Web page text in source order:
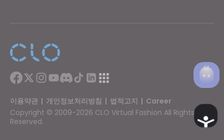
이용약관 | 개인정보처리방침 | 법적고지 | Career
Copyright © 2009-2026 CLO Virtual Fashion All Rights
Reserved.